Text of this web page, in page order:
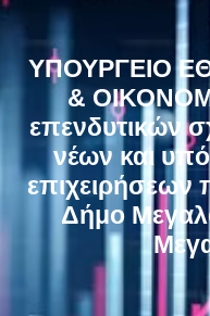
ΥΠΟΥΡΓΕΙΟ
&
επενδυτικών
νέων και
επιχειρήσεων
Δήμο